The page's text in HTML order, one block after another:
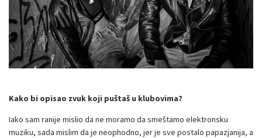
Kako bi opisao zvuk koji puštaš u klubovima?
Iako sam ranije mislio da ne moramo da smeštamo elektronsku
muziku, sada mislim da je neophodno, jer je sve postalo papazjanija, a